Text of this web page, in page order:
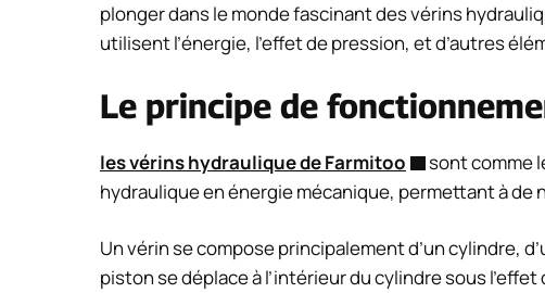
plonger dans le monde fascinant des vérins
utilisent l’énergie, l’effet de pression, et d’autres
Le principe de
les vérins hydraulique de Farmitoo
sont comme
hydraulique en énergie mécanique, permettant à de
Un vérin se compose principalement d’un cylindre,
piston se déplace à l’intérieur du cylindre sous